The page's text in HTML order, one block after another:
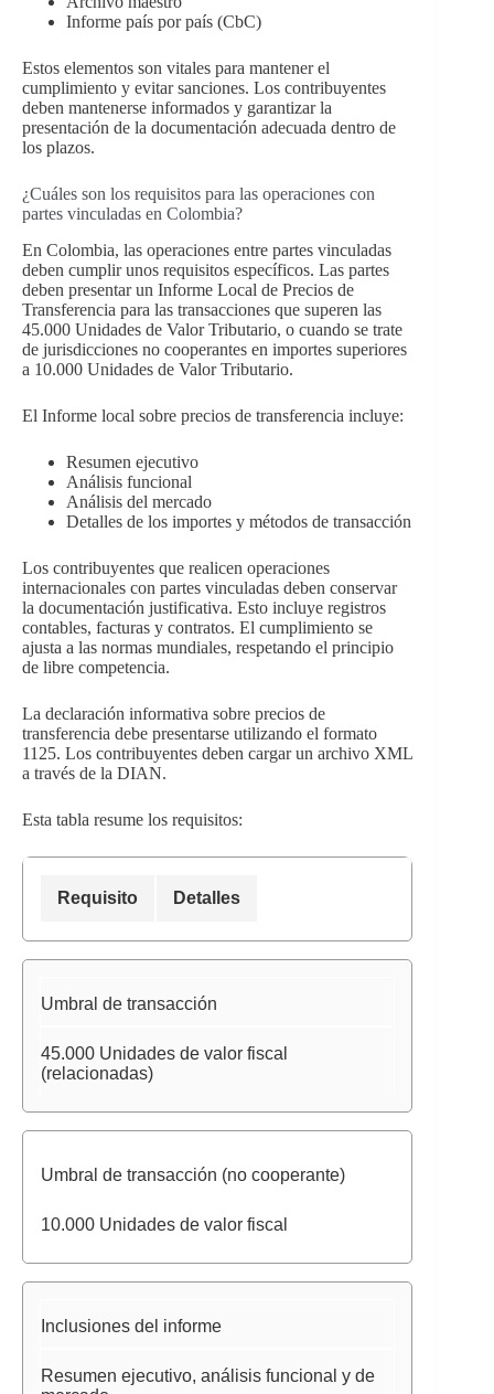
Informe país por país (CbC)
Estos elementos son vitales para mantener el
cumplimiento y evitar sanciones. Los contribuyentes
deben mantenerse informados y garantizar la
presentación de la documentación adecuada dentro de
los plazos.
¿Cuáles son los requisitos para las operaciones con
partes vinculadas en Colombia?
En Colombia, las operaciones entre partes vinculadas
deben cumplir unos requisitos específicos. Las partes
deben presentar un Informe Local de Precios de
Transferencia para las transacciones que superen las
45.000 Unidades de Valor Tributario, o cuando se trate
de jurisdicciones no cooperantes en importes superiores
a 10.000 Unidades de Valor Tributario.
El Informe local sobre precios de transferencia incluye:
Resumen ejecutivo
Análisis funcional
Análisis del mercado
Detalles de los importes y métodos de transacción
Los contribuyentes que realicen operaciones
internacionales con partes vinculadas deben conservar
la documentación justificativa. Esto incluye registros
contables, facturas y contratos. El cumplimiento se
ajusta a las normas mundiales, respetando el principio
de libre competencia.
La declaración informativa sobre precios de
transferencia debe presentarse utilizando el formato
1125. Los contribuyentes deben cargar un archivo XML
a través de la DIAN.
Esta tabla resume los requisitos:
Requisito Detalles
Umbral de transacción
45.000 Unidades de valor fiscal
(relacionadas)
Umbral de transacción (no cooperante)
10.000 Unidades de valor fiscal
Inclusiones del informe
Resumen ejecutivo, análisis funcional y de